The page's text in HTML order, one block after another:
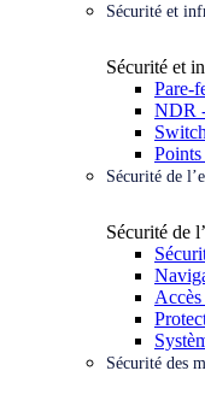
Sécurité et
Sécurité et
Pare-
NDR
Points
Sécurité de
Sécurité de
Sécurité des